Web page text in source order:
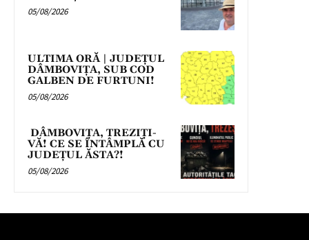
05/08/2026
ULTIMA ORĂ | JUDEȚUL
DÂMBOVIȚA, SUB COD
GALBEN DE FURTUNI!
05/08/2026
DÂMBOVIȚA, TREZIȚI-
VĂ! CE SE ÎNTÂMPLĂ CU
JUDEȚUL ĂSTA?!
05/08/2026